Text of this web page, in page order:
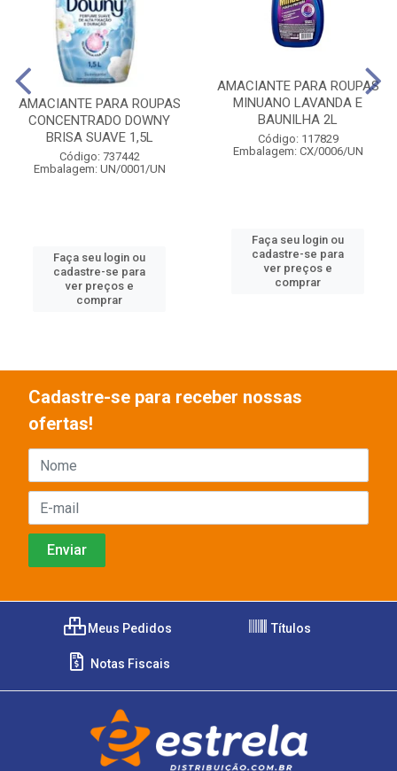
AMACIANTE PARA ROUPAS
CONCENTRADO DOWNY
BRISA SUAVE 1,5L
Código: 737442
Embalagem: UN/0001/UN
Faça seu login ou
cadastre-se para
ver preços e
comprar
AMACIANTE PARA ROUPAS
MINUANO LAVANDA E
BAUNILHA 2L
Código: 117829
Embalagem: CX/0006/UN
Faça seu login ou
cadastre-se para
ver preços e
comprar
Cadastre-se para receber nossas
ofertas!
Meus Pedidos Títulos
Notas Fiscais